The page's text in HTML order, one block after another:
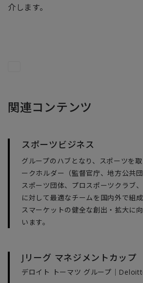
介します。
関連コンテンツ
スポーツビジネス
グループのハブとなり、スポーツを
ークホルダー（監督官庁、地方公共
スポーツ団体、プロスポーツクラブ
に対して最適なチームを国内外で組
スマーケットの健全な創出・拡大に
います。
Jリーグ マネジメントカップ
デロイト トーマツ グループ｜